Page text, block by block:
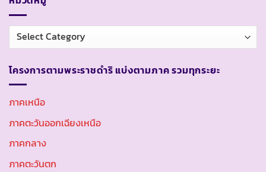
หมวด
หมู่
โครงการตามพระราชดำริ แบ่งตามภาค รวมทุกระยะ
ภาคเหนือ
ภาคตะวันออกเฉียงเหนือ
ภาคกลาง
ภาคตะวันตก